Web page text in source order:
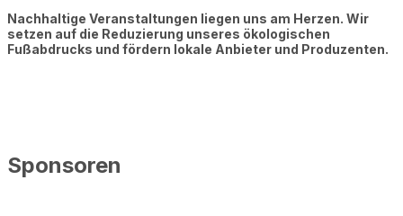
Nachhaltige Veranstaltungen liegen uns am Herzen. Wir
setzen auf die Reduzierung unseres ökologischen
Fußabdrucks und fördern lokale Anbieter und Produzenten.
Sponsoren